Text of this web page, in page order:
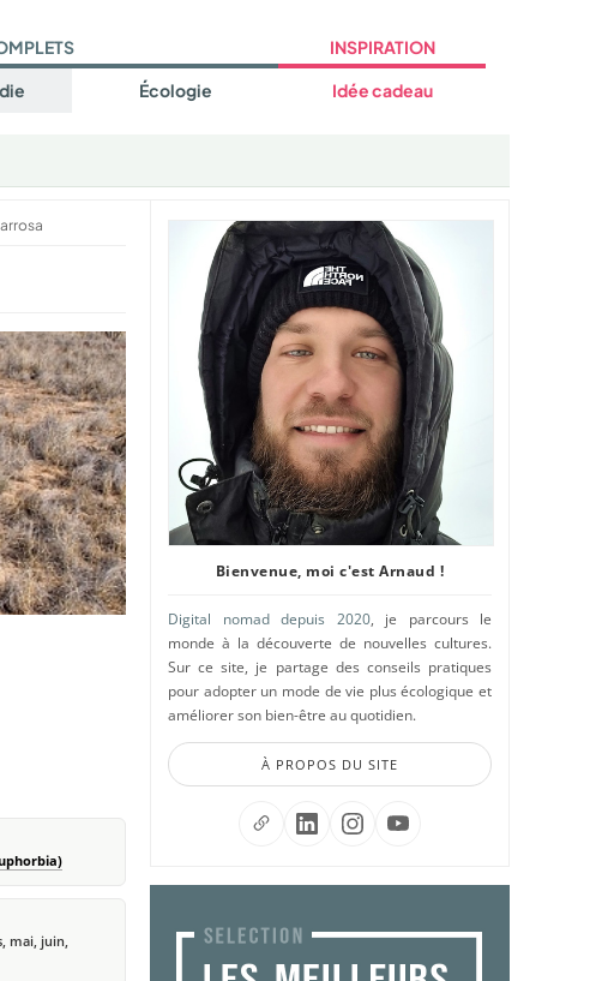
Écologie
INSPIRATION
Idée cadeau
mai, juin,
Bienvenue, moi c'est Arnaud !
Digital nomad depuis 2020, je parcours le
monde à la découverte de nouvelles cultures.
Sur ce site, je partage des conseils pratiques
pour adopter un mode de vie plus écologique et
améliorer son bien-être au quotidien.
À PROPOS DU SITE